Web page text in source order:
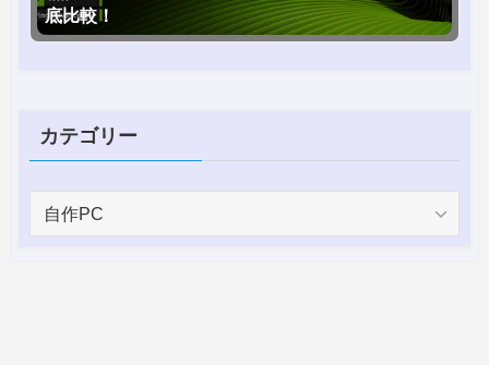
底比較！
カテゴリー